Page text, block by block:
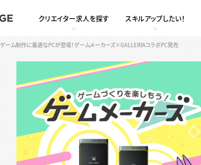
クリエイター求人を探す スキルアップしたい！
ゲーム制作に最適なPCが登場！ゲームメーカーズ×GALLERIAコラボPC発売